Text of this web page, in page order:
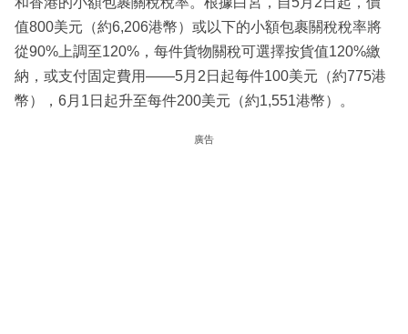
值800美元（約6,206港幣）或以下的小額包裹關稅稅率將
從90%上調至120%，每件貨物關稅可選擇按貨值120%繳
納，或支付固定費用——5月2日起每件100美元（約775港
幣），6月1日起升至每件200美元（約1,551港幣）。
廣告